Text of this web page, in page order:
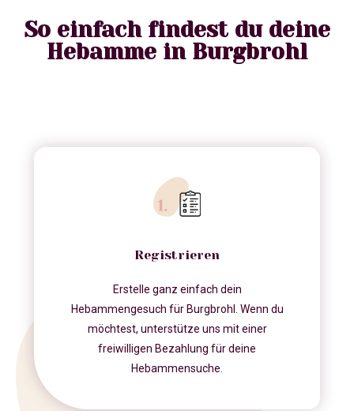
So einfach findest du deine
Hebamme in Burgbrohl
Registrieren
Erstelle ganz einfach dein
Hebammengesuch für Burgbrohl. Wenn du
möchtest, unterstütze uns mit einer
freiwilligen Bezahlung für deine
Hebammensuche.